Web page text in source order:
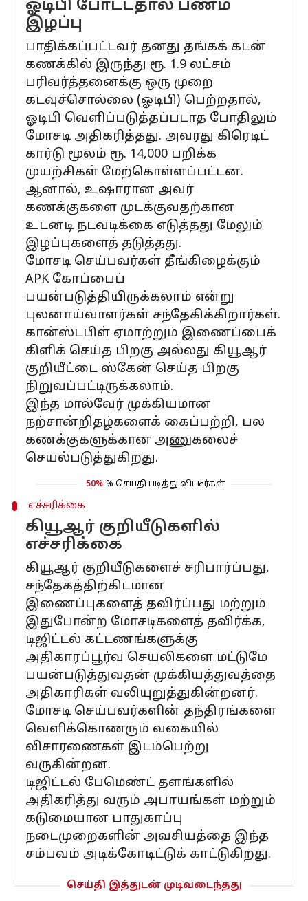
ஓடிபி போட்டதால் பணம்
இழப்பு
பாதிக்கப்பட்டவர் தனது தங்கக் கடன்
கணக்கில் இருந்து ரூ. 1.9 லட்சம்
பரிவர்த்தனைக்கு ஒரு முறை
கடவுச்சொல்லை (ஓடிபி) பெற்றதால்,
ஓடிபி வெளிப்படுத்தப்படாத போதிலும்
மோசடி அதிகரித்தது. அவரது கிரெடிட்
கார்டு மூலம் ரூ. 14,000 பறிக்க
முயற்சிகள் மேற்கொள்ளப்பட்டன.
ஆனால், உஷாரான அவர்
கணக்குகளை முடக்குவதற்கான
உடனடி நடவடிக்கை எடுத்தது மேலும்
இழப்புகளைத் தடுத்தது.
மோசடி செய்பவர்கள் தீங்கிழைக்கும்
APK கோப்பைப்
பயன்படுத்தியிருக்கலாம் என்று
புலனாய்வாளர்கள் சந்தேகிக்கிறார்கள்.
கான்ஸ்டபிள் ஏமாற்றும் இணைப்பைக்
கிளிக் செய்த பிறகு அல்லது கியூஆர்
குறியீட்டை ஸ்கேன் செய்த பிறகு
நிறுவப்பட்டிருக்கலாம்.
இந்த மால்வேர் முக்கியமான
நற்சான்றிதழ்களைக் கைப்பற்றி, பல
கணக்குகளுக்கான அணுகலைச்
செயல்படுத்துகிறது.
50% % செய்தி படித்து விட்டீர்கள்
எச்சரிக்கை
கியூஆர் குறியீடுகளில்
எச்சரிக்கை
கியூஆர் குறியீடுகளைச் சரிபார்ப்பது,
சந்தேகத்திற்கிடமான
இணைப்புகளைத் தவிர்ப்பது மற்றும்
இதுபோன்ற மோசடிகளைத் தவிர்க்க,
டிஜிட்டல் கட்டணங்களுக்கு
அதிகாரப்பூர்வ செயலிகளை மட்டுமே
பயன்படுத்துவதன் முக்கியத்துவத்தை
அதிகாரிகள் வலியுறுத்துகின்றனர்.
மோசடி செய்பவர்களின் தந்திரங்களை
வெளிக்கொணரும் வகையில்
விசாரணைகள் இடம்பெற்று
வருகின்றன.
டிஜிட்டல் பேமெண்ட் தளங்களில்
அதிகரித்து வரும் அபாயங்கள் மற்றும்
கடுமையான பாதுகாப்பு
நடைமுறைகளின் அவசியத்தை இந்த
சம்பவம் அடிக்கோடிட்டுக் காட்டுகிறது.
செய்தி இத்துடன் முடிவடைந்தது